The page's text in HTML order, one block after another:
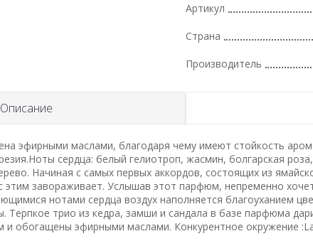
Артикул
Страна
Производитель
Описание
эфирными маслами, благодаря чему имеют стойкость
сердца: белый гелиотроп, жасмин, болгарская
Начиная с самых первых аккордов, состоящих из
этим завораживает. Услышав этот парфюм, непременно
нотами сердца воздух наполняется благоуханием
Терпкое трио из кедра, замши и сандала в базе парфюма
и обогащены эфирными маслами. Конкурентное окружение